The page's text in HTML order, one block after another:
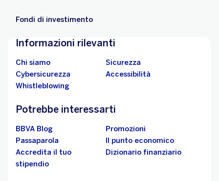
Fondi di investimento
Informazioni rilevanti
Chi siamo
Sicurezza
Cybersicurezza
Accessibilità
Whistleblowing
Potrebbe interessarti
BBVA Blog
Promozioni
Passaparola
Il punto economico
Accredita il tuo
stipendio
Dizionario finanziario